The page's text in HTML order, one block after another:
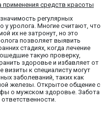
применения средств красоты
регулярных
у уролога. Многие считают, что
их не затронут, но это
позволяет выявить
стадиях, когда лечение
такую проверку,
здоровье и избавляет от
визиты к специалисту могут
заболеваний, таких как
железы. Открытое общение с
о мужском здоровье. Забота